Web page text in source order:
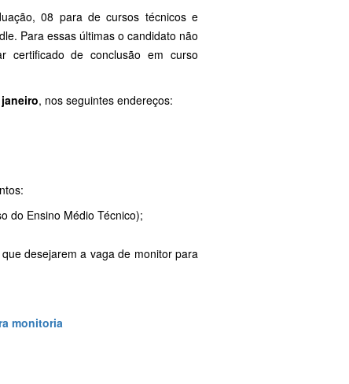
08 para de cursos técnicos e
Para essas últimas o candidato não
certificado de conclusão em curso
, nos seguintes endereços:
do Ensino Médio Técnico);
desejarem a vaga de monitor para
monitoria